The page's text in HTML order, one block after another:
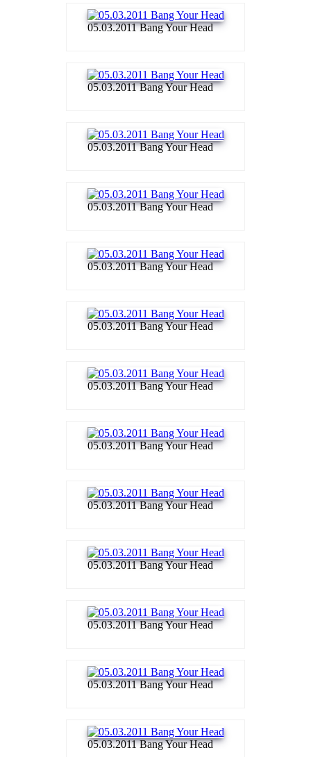
05.03.2011 Bang Your Head
05.03.2011 Bang Your Head
05.03.2011 Bang Your Head
05.03.2011 Bang Your Head
05.03.2011 Bang Your Head
05.03.2011 Bang Your Head
05.03.2011 Bang Your Head
05.03.2011 Bang Your Head
05.03.2011 Bang Your Head
05.03.2011 Bang Your Head
05.03.2011 Bang Your Head
05.03.2011 Bang Your Head
05.03.2011 Bang Your Head